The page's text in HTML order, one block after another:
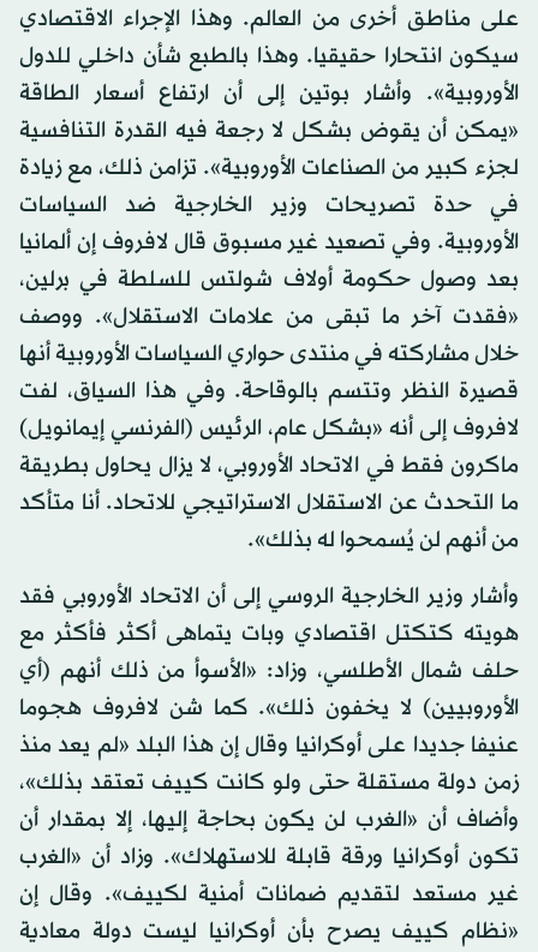
على مناطق أخرى من العالم. وهذا الإجراء الاقتصادي
سيكون انتحارا حقيقيا. وهذا بالطبع شأن داخلي للدول
الأوروبية». وأشار بوتين إلى أن ارتفاع أسعار الطاقة
«يمكن أن يقوض بشكل لا رجعة فيه القدرة التنافسية
لجزء كبير من الصناعات الأوروبية». تزامن ذلك، مع زيادة
في حدة تصريحات وزير الخارجية ضد السياسات
الأوروبية. وفي تصعيد غير مسبوق قال لافروف إن ألمانيا
بعد وصول حكومة أولاف شولتس للسلطة في برلين،
«فقدت آخر ما تبقى من علامات الاستقلال». ووصف
خلال مشاركته في منتدى حواري السياسات الأوروبية أنها
قصيرة النظر وتتسم بالوقاحة. وفي هذا السياق، لفت
لافروف إلى أنه «بشكل عام، الرئيس (الفرنسي إيمانويل)
ماكرون فقط في الاتحاد الأوروبي، لا يزال يحاول بطريقة
ما التحدث عن الاستقلال الاستراتيجي للاتحاد. أنا متأكد
من أنهم لن يُسمحوا له بذلك».
وأشار وزير الخارجية الروسي إلى أن الاتحاد الأوروبي فقد
هويته كتكتل اقتصادي وبات يتماهى أكثر فأكثر مع
حلف شمال الأطلسي، وزاد: «الأسوأ من ذلك أنهم (أي
الأوروبيين) لا يخفون ذلك». كما شن لافروف هجوما
عنيفا جديدا على أوكرانيا وقال إن هذا البلد «لم يعد منذ
زمن دولة مستقلة حتى ولو كانت كييف تعتقد بذلك»،
وأضاف أن «الغرب لن يكون بحاجة إليها، إلا بمقدار أن
تكون أوكرانيا ورقة قابلة للاستهلاك». وزاد أن «الغرب
غير مستعد لتقديم ضمانات أمنية لكييف». وقال إن
«نظام كييف يصرح بأن أوكرانيا ليست دولة معادية